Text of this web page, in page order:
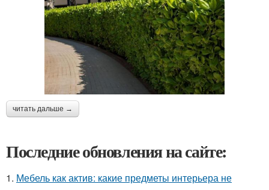
читать дальше →
Последние обновления на сайте:
1. Мебель как актив: какие предметы интерьера не